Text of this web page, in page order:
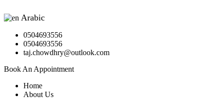
Arabic
0504693556
0504693556
taj.chowdhry@outlook.com
Book An Appointment
Home
About Us